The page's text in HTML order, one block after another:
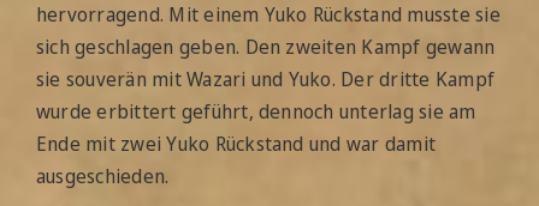
hervorragend. Mit einem Yuko Rückstand musste sie
sich geschlagen geben. Den zweiten Kampf gewann
sie souverän mit Wazari und Yuko. Der dritte Kampf
wurde erbittert geführt, dennoch unterlag sie am
Ende mit zwei Yuko Rückstand und war damit
ausgeschieden.